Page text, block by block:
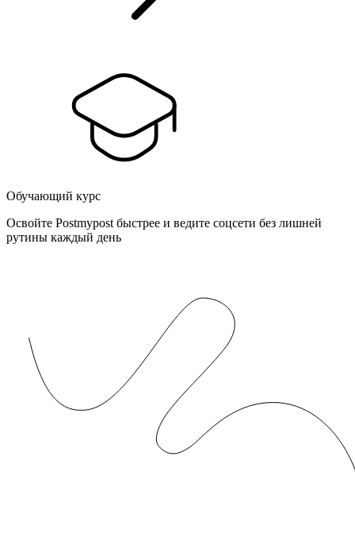
Обучающий курс
Освойте Postmypost быстрее и ведите соцсети без лишней
рутины каждый день